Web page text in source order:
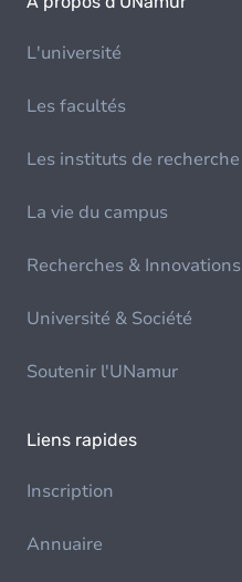
L'université
Les facultés
Les instituts de recherche
La vie du campus
Recherches & Innovations
Université & Société
Soutenir l'UNamur
Liens rapides
Inscription
Annuaire